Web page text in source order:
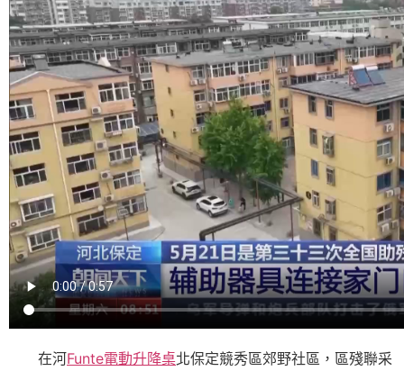
在河Funte電動升降桌北保定競秀區郊野社區，區殘聯采